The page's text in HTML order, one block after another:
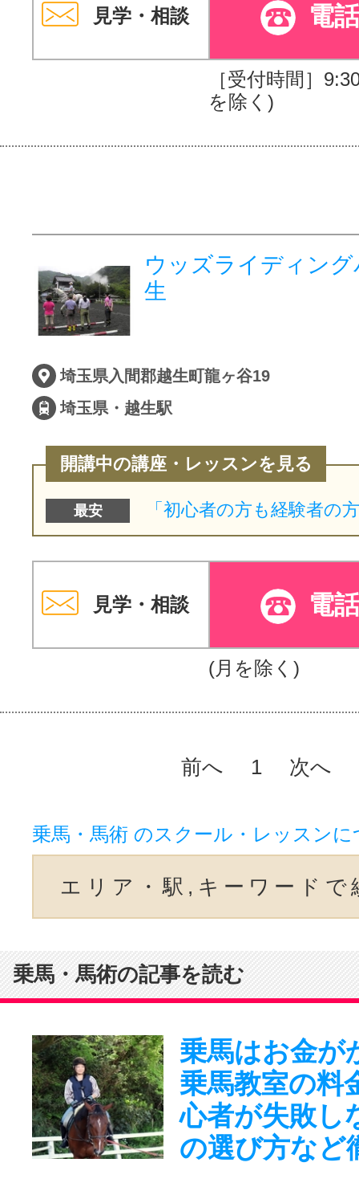
見学・相談 電
［受付時間］
を除く)
ウッズライディン
生
埼玉県入間郡越生町龍ヶ谷19
埼玉県・越生駅
開講中の講座・レッスンを見る
最安
見学・相談 電
(月を除く)
前へ 1 次へ
乗馬・馬術 のスクール・レッスン
エリア・駅,キーワードで
乗馬・馬術の記事を読む
乗馬はお金が
乗馬教室の料
心者が失敗し
の選び方など